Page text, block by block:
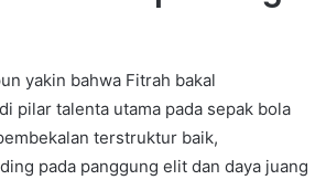
yakin bahwa Fitrah bakal
pilar talenta utama pada sepak bola
terstruktur baik,
pada panggung elit dan daya juang